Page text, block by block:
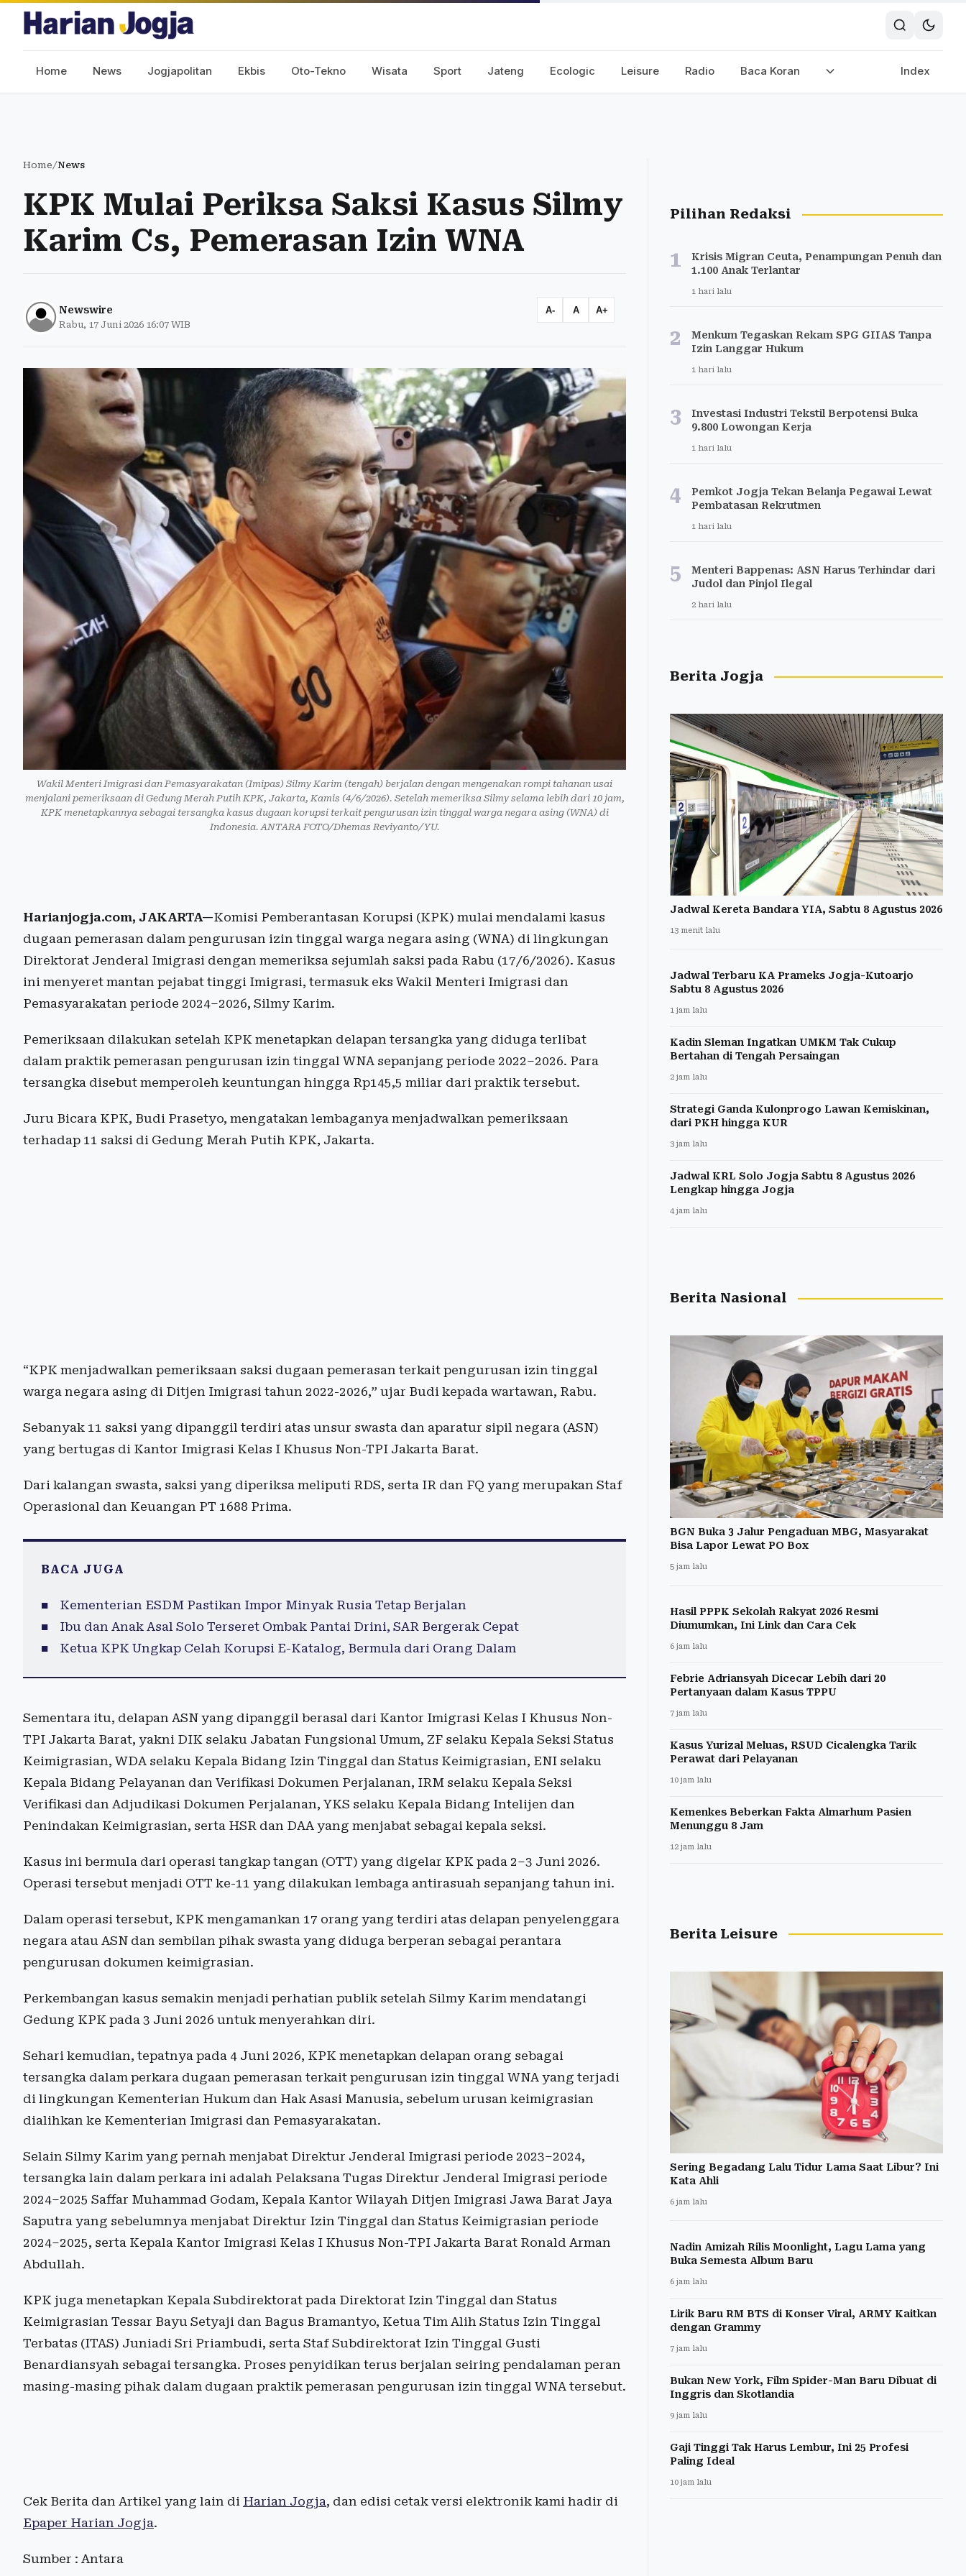
Home News Jogjapolitan Ekbis Oto-Tekno Wisata Sport Jateng Ecologic Leisure Radio Baca Koran Index
Home/News
KPK Mulai Periksa Saksi Kasus Silmy
Karim Cs, Pemerasan Izin WNA
Newswire
Rabu, 17 Juni 2026 16:07 WIB
A- A A+
Wakil Menteri Imigrasi dan Pemasyarakatan (Imipas) Silmy Karim (tengah) berjalan dengan mengenakan rompi tahanan usai
menjalani pemeriksaan di Gedung Merah Putih KPK, Jakarta, Kamis (4/6/2026). Setelah memeriksa Silmy selama lebih dari 10 jam,
KPK menetapkannya sebagai tersangka kasus dugaan korupsi terkait pengurusan izin tinggal warga negara asing (WNA) di
Indonesia. ANTARA FOTO/Dhemas Reviyanto/YU.
Harianjogja.com, JAKARTA—Komisi Pemberantasan Korupsi (KPK) mulai mendalami kasus
dugaan pemerasan dalam pengurusan izin tinggal warga negara asing (WNA) di lingkungan
Direktorat Jenderal Imigrasi dengan memeriksa sejumlah saksi pada Rabu (17/6/2026). Kasus
ini menyeret mantan pejabat tinggi Imigrasi, termasuk eks Wakil Menteri Imigrasi dan
Pemasyarakatan periode 2024–2026, Silmy Karim.
Pemeriksaan dilakukan setelah KPK menetapkan delapan tersangka yang diduga terlibat
dalam praktik pemerasan pengurusan izin tinggal WNA sepanjang periode 2022–2026. Para
tersangka disebut memperoleh keuntungan hingga Rp145,5 miliar dari praktik tersebut.
Juru Bicara KPK, Budi Prasetyo, mengatakan lembaganya menjadwalkan pemeriksaan
terhadap 11 saksi di Gedung Merah Putih KPK, Jakarta.
“KPK menjadwalkan pemeriksaan saksi dugaan pemerasan terkait pengurusan izin tinggal
warga negara asing di Ditjen Imigrasi tahun 2022-2026,” ujar Budi kepada wartawan, Rabu.
Sebanyak 11 saksi yang dipanggil terdiri atas unsur swasta dan aparatur sipil negara (ASN)
yang bertugas di Kantor Imigrasi Kelas I Khusus Non-TPI Jakarta Barat.
Dari kalangan swasta, saksi yang diperiksa meliputi RDS, serta IR dan FQ yang merupakan Staf
Operasional dan Keuangan PT 1688 Prima.
BACA JUGA
Kementerian ESDM Pastikan Impor Minyak Rusia Tetap Berjalan
Ibu dan Anak Asal Solo Terseret Ombak Pantai Drini, SAR Bergerak Cepat
Ketua KPK Ungkap Celah Korupsi E-Katalog, Bermula dari Orang Dalam
Sementara itu, delapan ASN yang dipanggil berasal dari Kantor Imigrasi Kelas I Khusus Non-
TPI Jakarta Barat, yakni DIK selaku Jabatan Fungsional Umum, ZF selaku Kepala Seksi Status
Keimigrasian, WDA selaku Kepala Bidang Izin Tinggal dan Status Keimigrasian, ENI selaku
Kepala Bidang Pelayanan dan Verifikasi Dokumen Perjalanan, IRM selaku Kepala Seksi
Verifikasi dan Adjudikasi Dokumen Perjalanan, YKS selaku Kepala Bidang Intelijen dan
Penindakan Keimigrasian, serta HSR dan DAA yang menjabat sebagai kepala seksi.
Kasus ini bermula dari operasi tangkap tangan (OTT) yang digelar KPK pada 2–3 Juni 2026.
Operasi tersebut menjadi OTT ke-11 yang dilakukan lembaga antirasuah sepanjang tahun ini.
Dalam operasi tersebut, KPK mengamankan 17 orang yang terdiri atas delapan penyelenggara
negara atau ASN dan sembilan pihak swasta yang diduga berperan sebagai perantara
pengurusan dokumen keimigrasian.
Perkembangan kasus semakin menjadi perhatian publik setelah Silmy Karim mendatangi
Gedung KPK pada 3 Juni 2026 untuk menyerahkan diri.
Sehari kemudian, tepatnya pada 4 Juni 2026, KPK menetapkan delapan orang sebagai
tersangka dalam perkara dugaan pemerasan terkait pengurusan izin tinggal WNA yang terjadi
di lingkungan Kementerian Hukum dan Hak Asasi Manusia, sebelum urusan keimigrasian
dialihkan ke Kementerian Imigrasi dan Pemasyarakatan.
Selain Silmy Karim yang pernah menjabat Direktur Jenderal Imigrasi periode 2023–2024,
tersangka lain dalam perkara ini adalah Pelaksana Tugas Direktur Jenderal Imigrasi periode
2024–2025 Saffar Muhammad Godam, Kepala Kantor Wilayah Ditjen Imigrasi Jawa Barat Jaya
Saputra yang sebelumnya menjabat Direktur Izin Tinggal dan Status Keimigrasian periode
2024–2025, serta Kepala Kantor Imigrasi Kelas I Khusus Non-TPI Jakarta Barat Ronald Arman
Abdullah.
KPK juga menetapkan Kepala Subdirektorat pada Direktorat Izin Tinggal dan Status
Keimigrasian Tessar Bayu Setyaji dan Bagus Bramantyo, Ketua Tim Alih Status Izin Tinggal
Terbatas (ITAS) Juniadi Sri Priambudi, serta Staf Subdirektorat Izin Tinggal Gusti
Benardiansyah sebagai tersangka. Proses penyidikan terus berjalan seiring pendalaman peran
masing-masing pihak dalam dugaan praktik pemerasan pengurusan izin tinggal WNA tersebut.
Cek Berita dan Artikel yang lain di Harian Jogja, dan edisi cetak versi elektronik kami hadir di
Epaper Harian Jogja.
Sumber : Antara
Pilihan Redaksi
1
Krisis Migran Ceuta, Penampungan Penuh dan
1.100 Anak Terlantar
1 hari lalu
2
Menkum Tegaskan Rekam SPG GIIAS Tanpa
Izin Langgar Hukum
1 hari lalu
3
Investasi Industri Tekstil Berpotensi Buka
9.800 Lowongan Kerja
1 hari lalu
4
Pemkot Jogja Tekan Belanja Pegawai Lewat
Pembatasan Rekrutmen
1 hari lalu
5
Menteri Bappenas: ASN Harus Terhindar dari
Judol dan Pinjol Ilegal
2 hari lalu
Berita Jogja
Jadwal Kereta Bandara YIA, Sabtu 8 Agustus 2026
13 menit lalu
Jadwal Terbaru KA Prameks Jogja-Kutoarjo
Sabtu 8 Agustus 2026
1 jam lalu
Kadin Sleman Ingatkan UMKM Tak Cukup
Bertahan di Tengah Persaingan
2 jam lalu
Strategi Ganda Kulonprogo Lawan Kemiskinan,
dari PKH hingga KUR
3 jam lalu
Jadwal KRL Solo Jogja Sabtu 8 Agustus 2026
Lengkap hingga Jogja
4 jam lalu
Berita Nasional
BGN Buka 3 Jalur Pengaduan MBG, Masyarakat
Bisa Lapor Lewat PO Box
5 jam lalu
Hasil PPPK Sekolah Rakyat 2026 Resmi
Diumumkan, Ini Link dan Cara Cek
6 jam lalu
Febrie Adriansyah Dicecar Lebih dari 20
Pertanyaan dalam Kasus TPPU
7 jam lalu
Kasus Yurizal Meluas, RSUD Cicalengka Tarik
Perawat dari Pelayanan
10 jam lalu
Kemenkes Beberkan Fakta Almarhum Pasien
Menunggu 8 Jam
12 jam lalu
Berita Leisure
Sering Begadang Lalu Tidur Lama Saat Libur? Ini
Kata Ahli
6 jam lalu
Nadin Amizah Rilis Moonlight, Lagu Lama yang
Buka Semesta Album Baru
6 jam lalu
Lirik Baru RM BTS di Konser Viral, ARMY Kaitkan
dengan Grammy
7 jam lalu
Bukan New York, Film Spider-Man Baru Dibuat di
Inggris dan Skotlandia
9 jam lalu
Gaji Tinggi Tak Harus Lembur, Ini 25 Profesi
Paling Ideal
10 jam lalu